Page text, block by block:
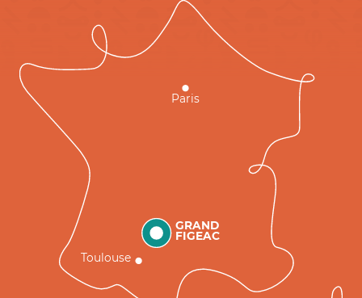
GRAND
FIGEAC
Toulouse
Paris